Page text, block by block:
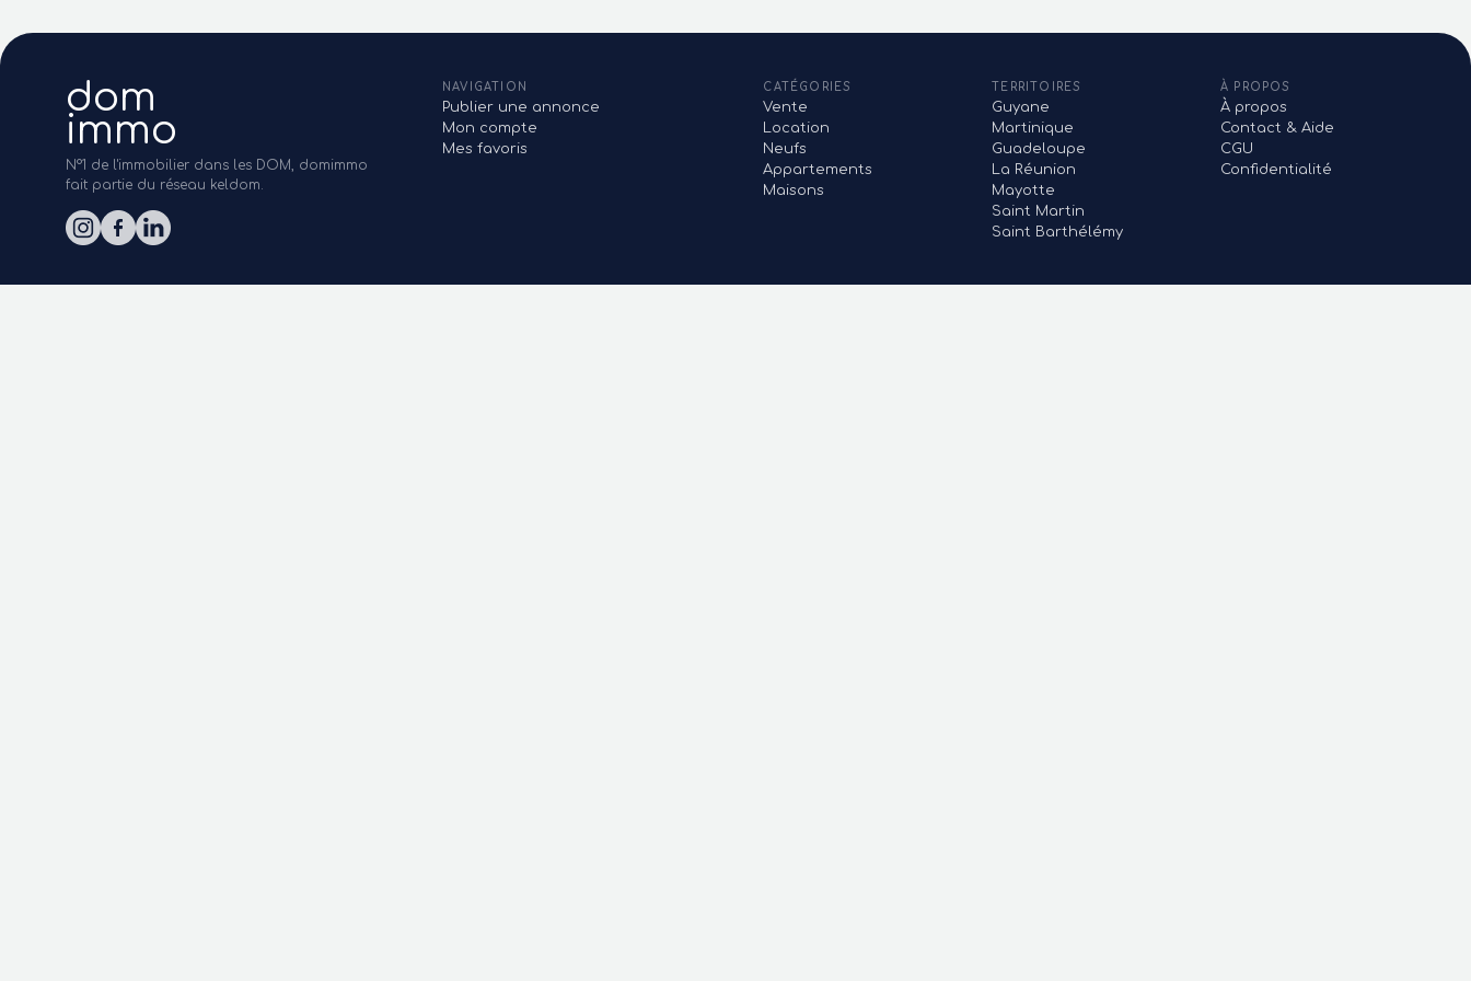
dom
immo
N°1 de l'immobilier dans les DOM, domimmo
fait partie du réseau keldom.
NAVIGATION
Publier une annonce
Mon compte
Mes favoris
CATÉGORIES
Vente
Location
Neufs
Appartements
Maisons
TERRITOIRES
Guyane
Martinique
Guadeloupe
La Réunion
Mayotte
Saint Martin
Saint Barthélémy
À PROPOS
À propos
Contact & Aide
CGU
Confidentialité